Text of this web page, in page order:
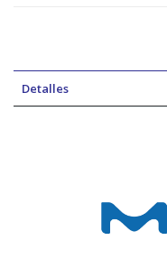
Detalles